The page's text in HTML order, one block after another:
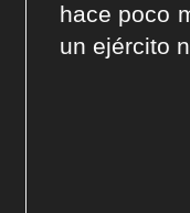
hace poco
un ejército